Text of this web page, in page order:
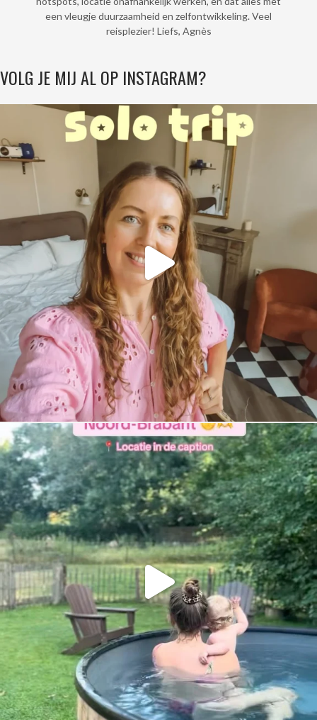
een vleugje duurzaamheid en zelfontwikkeling. Veel
reisplezier! Liefs, Agnès
VOLG JE MIJ AL OP INSTAGRAM?